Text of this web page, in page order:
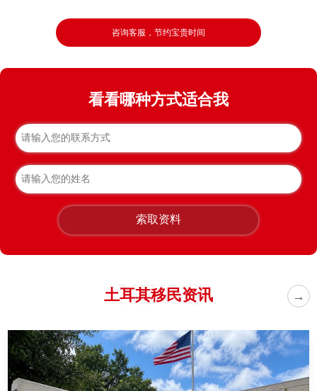
咨询客服，节约宝贵时间
看看哪种方式适合我
索取资料
土耳其移民资讯 →